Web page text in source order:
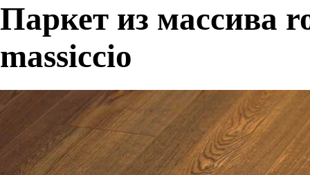
Паркет из массива
massiccio